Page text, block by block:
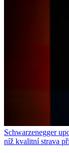
Schwarzenegger
níž kvalitní strava